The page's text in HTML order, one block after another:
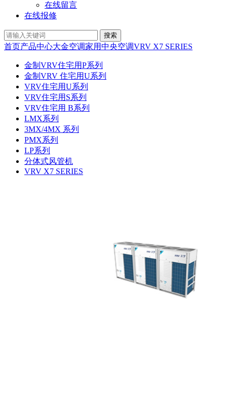
在线留言
在线报修
搜索
首页产品中心大金空调家用中央空调VRV X7 SERIES
金制VRV住宅用P系列
金制VRV 住宅用U系列
VRV住宅用U系列
VRV住宅用S系列
VRV住宅用 B系列
LMX系列
3MX/4MX 系列
PMX系列
LP系列
分体式风管机
VRV X7 SERIES